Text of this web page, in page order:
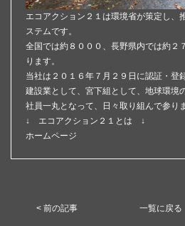
エコアクション２１は環境省が策定し、
ステムです。
全国では約８０００、長野県内では約２
ります。
当社は２０１６年７月２９日に認証・登
建設業として、宮下組として、地球環境
社員一丸となって、日々取り組んで参り
↓ エコアクション２１とは ↓
ホームページ
< 前の記事 一覧に戻る